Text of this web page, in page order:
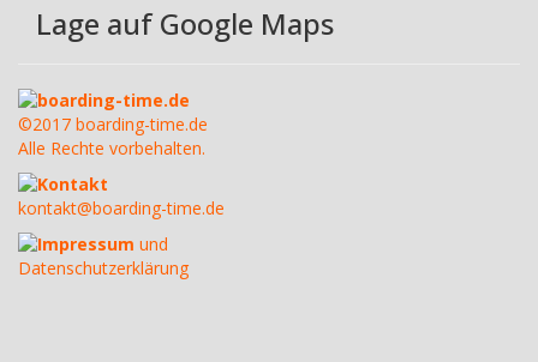
Lage auf Google Maps
boarding-time.de
©2017 boarding-time.de
Alle Rechte vorbehalten.
Kontakt
kontakt@boarding-time.de
Impressum und
Datenschutzerklärung